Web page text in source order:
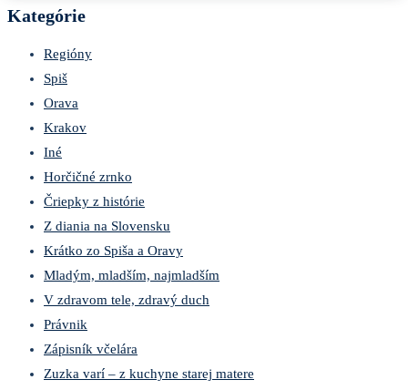
Kategórie
Regióny
Spiš
Orava
Krakov
Iné
Horčičné zrnko
Čriepky z histórie
Z diania na Slovensku
Krátko zo Spiša a Oravy
Mladým, mladším, najmladším
V zdravom tele, zdravý duch
Právnik
Zápisník včelára
Zuzka varí – z kuchyne starej matere